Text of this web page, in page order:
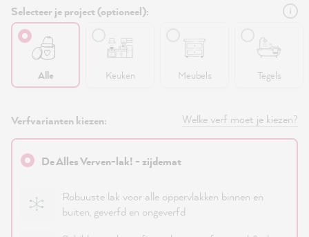
Selecteer je project (optioneel):
Alle Keuken Meubels Tegels
Verfvarianten kiezen: Welke verf moet je kiezen?
De Alles Verven-lak! - zijdemat
Robuuste lak voor alle oppervlakken binnen en
buiten, geverfd en ongeverfd